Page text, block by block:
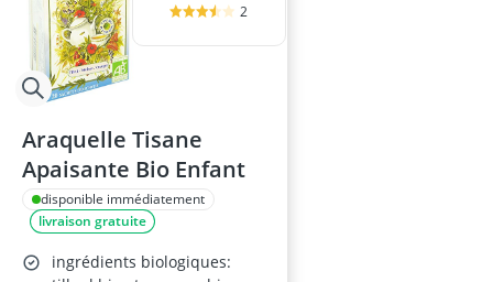
2
Araquelle Tisane
Apaisante Bio Enfant
disponible immédiatement
livraison gratuite
ingrédients biologiques: